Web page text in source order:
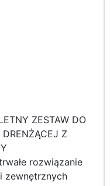
ZESTAW DO
Z
rozwiązanie
zewnętrznych